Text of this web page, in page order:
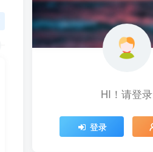
风光摄影(1) 音乐号
音乐U盘(1) 韩国动漫(1)
HI！请登录
登录